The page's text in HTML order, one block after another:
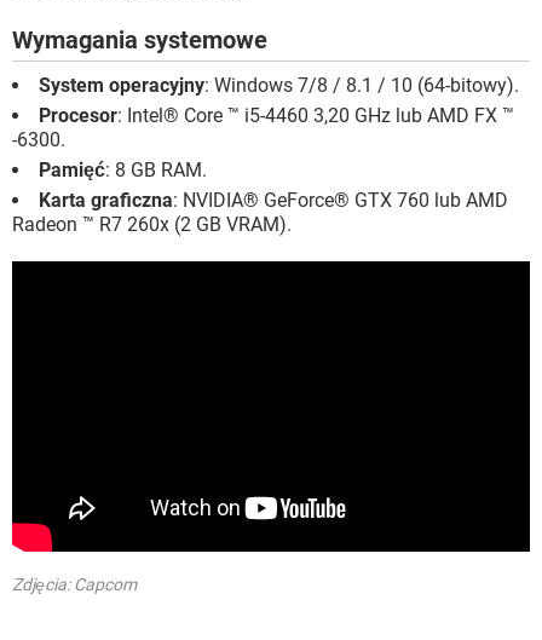
Wymagania systemowe
System operacyjny: Windows 7/8 / 8.1 / 10 (64-bitowy).
Procesor: Intel® Core ™ i5-4460 3,20 GHz lub AMD FX ™
-6300.
Pamięć: 8 GB RAM.
Karta graficzna: NVIDIA® GeForce® GTX 760 lub AMD
Radeon ™ R7 260x (2 GB VRAM).
Zdjęcia: Capcom